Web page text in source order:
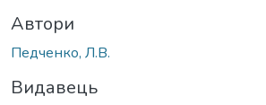
Автори
Педченко, Л.В.
Видавець